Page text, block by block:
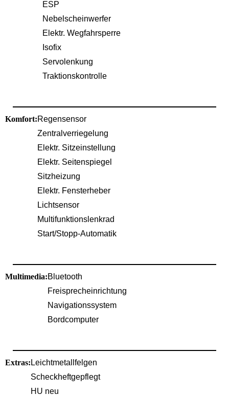
ESP
Nebelscheinwerfer
Elektr. Wegfahrsperre
Isofix
Servolenkung
Traktionskontrolle
Komfort:Regensensor
Zentralverriegelung
Elektr. Sitzeinstellung
Elektr. Seitenspiegel
Sitzheizung
Elektr. Fensterheber
Lichtsensor
Multifunktionslenkrad
Start/Stopp-Automatik
Multimedia:Bluetooth
Freisprecheinrichtung
Navigationssystem
Bordcomputer
Extras: Leichtmetallfelgen
Scheckheftgepflegt
HU neu